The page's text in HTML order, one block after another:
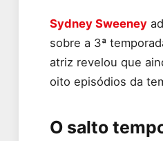
Sydney Sweeney
sobre a 3ª
atriz revelou que
oito episódios da
O salto